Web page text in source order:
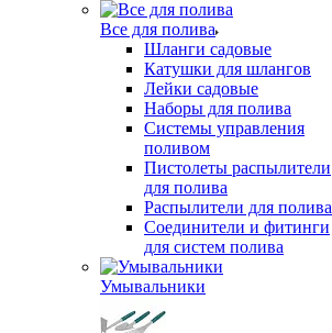
Все для полива
Шланги садовые
Катушки для шлангов
Лейки садовые
Наборы для полива
Системы управления
поливом
Пистолеты распылители
для полива
Распылители для полива
Соединители и фитинги
для систем полива
Умывальники